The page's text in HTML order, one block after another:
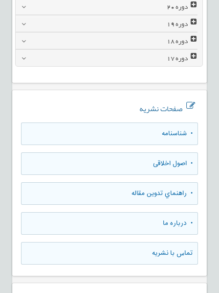
دوره20
دوره19
دوره18
دوره17
صفحات نشریه
• شناسنامه
• اصول اخلاقی
• راهنماي تدوين مقاله
• درباره ما
تماس با نشریه